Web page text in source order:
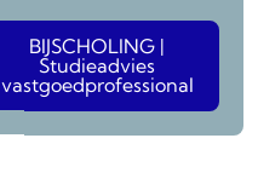
BIJSCHOLING |
Studieadvies
vastgoedprofessional